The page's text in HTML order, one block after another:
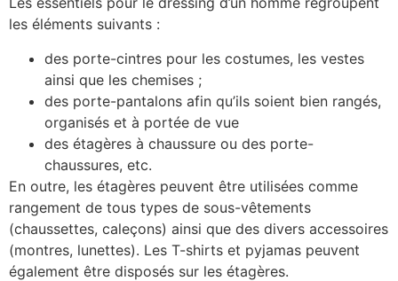
les éléments suivants :
des porte-cintres pour les costumes, les vestes
ainsi que les chemises ;
des porte-pantalons afin qu’ils soient bien rangés,
organisés et à portée de vue
des étagères à chaussure ou des porte-
chaussures, etc.
En outre, les étagères peuvent être utilisées comme
rangement de tous types de sous-vêtements
(chaussettes, caleçons) ainsi que des divers accessoires
(montres, lunettes). Les T-shirts et pyjamas peuvent
également être disposés sur les étagères.